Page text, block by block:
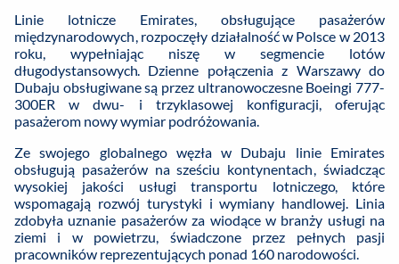
Linie lotnicze Emirates, obsługujące pasażerów
międzynarodowych, rozpoczęły działalność w Polsce w 2013
roku, wypełniając niszę w segmencie lotów
długodystansowych. Dzienne połączenia z Warszawy do
Dubaju obsługiwane są przez ultranowoczesne Boeingi 777-
300ER w dwu- i trzyklasowej konfiguracji, oferując
pasażerom nowy wymiar podróżowania.
Ze swojego globalnego węzła w Dubaju linie Emirates
obsługują pasażerów na sześciu kontynentach, świadcząc
wysokiej jakości usługi transportu lotniczego, które
wspomagają rozwój turystyki i wymiany handlowej. Linia
zdobyła uznanie pasażerów za wiodące w branży usługi na
ziemi i w powietrzu, świadczone przez pełnych pasji
pracowników reprezentujących ponad 160 narodowości.